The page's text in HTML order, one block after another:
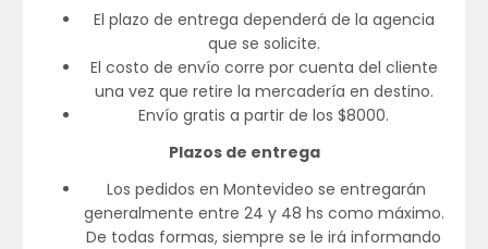
El plazo de entrega dependerá de la agencia
que se solicite.
El costo de envío corre por cuenta del cliente
una vez que retire la mercadería en destino.
Envío gratis a partir de los $8000.
Plazos de entrega
Los pedidos en Montevideo se entregarán
generalmente entre 24 y 48 hs como máximo.
De todas formas, siempre se le irá informando